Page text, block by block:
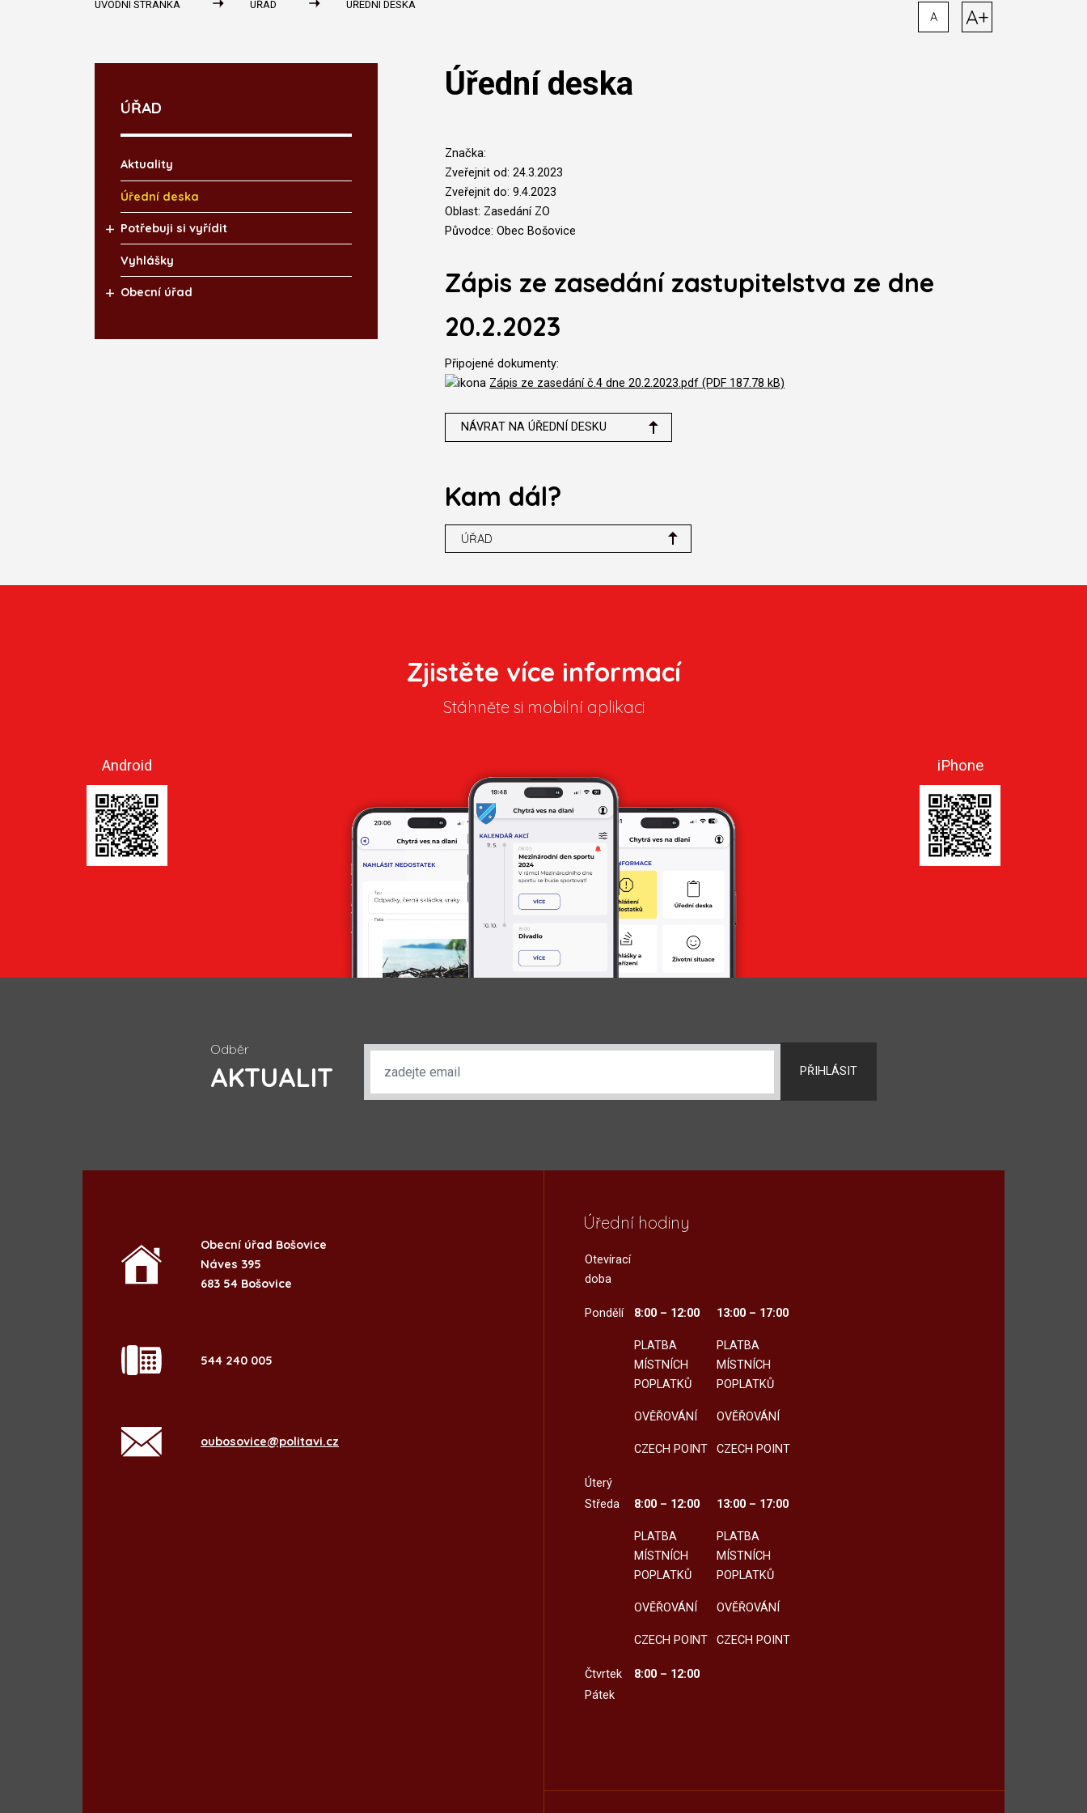
ÚVODNÍ STRÁNKA ÚŘAD ÚŘEDNÍ DESKA
A A+
Úřední deska
Značka:
Zveřejnit od: 24.3.2023
Zveřejnit do: 9.4.2023
Oblast: Zasedání ZO
Původce: Obec Bošovice
Zápis ze zasedání zastupitelstva ze dne
20.2.2023
Připojené dokumenty:
Zápis ze zasedání č.4 dne 20.2.2023.pdf (PDF 187.78 kB)
NÁVRAT NA ÚŘEDNÍ DESKU
Kam dál?
ÚŘAD
ÚŘAD
Aktuality
Úřední deska
Potřebuji si vyřídit
Vyhlášky
Obecní úřad
Zjistěte více informací
Stáhněte si mobilní aplikaci
Android iPhone
Odběr
AKTUALIT PŘIHLÁSIT
Obecní úřad Bošovice
Náves 395
683 54 Bošovice
544 240 005
oubosovice@politavi.cz
Úřední hodiny
Otevírací
doba
Pondělí 8:00 – 12:00
PLATBA
MÍSTNÍCH
POPLATKŮ
OVĚŘOVÁNÍ
CZECH POINT
13:00 – 17:00
PLATBA
MÍSTNÍCH
POPLATKŮ
OVĚŘOVÁNÍ
CZECH POINT
Úterý
Středa
8:00 – 12:00
PLATBA
MÍSTNÍCH
POPLATKŮ
OVĚŘOVÁNÍ
CZECH POINT
13:00 – 17:00
PLATBA
MÍSTNÍCH
POPLATKŮ
OVĚŘOVÁNÍ
CZECH POINT
Čtvrtek
8:00 – 12:00
Pátek